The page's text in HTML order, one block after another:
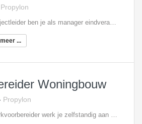
Propylon
...
Woningbouw
Propylon
In de functie van werkvoorbereider werk je zelfstandig aan de voorbereiding en begeleiding van de aan jou toegewezen woningbouwprojecten van begin tot eind. Tot jouw taken behoren onder andere:Het controleren van gegevens op technische uitvoerbaarheid, regelgeving en wettelijke normen;Het opstellen en bewaken van voorbereidings- en inkoopschema’s; Het bijhouden van het meer- en minderwerk;Onderhouden van contacten met de onderaannemers en regelen van de gehele documentenstroom; Verantwoordelijkheid over de gehele technische werkvoorbereiding.